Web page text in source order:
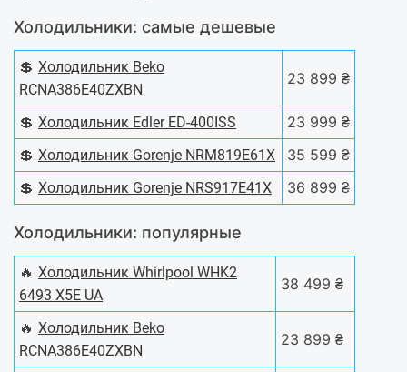
Холодильники: самые дешевые
💲 Холодильник Beko
RCNA386E40ZXBN
23 899 ₴
💲 Холодильник Edler ED-400ISS
23 999 ₴
💲 Холодильник Gorenje NRM819E61X
35 599 ₴
💲 Холодильник Gorenje NRS917E41X 36 899 ₴
Холодильники: популярные
🔥 Холодильник Whirlpool WHK2
6493 X5E UA
38 499 ₴
🔥 Холодильник Beko
RCNA386E40ZXBN
23 899 ₴